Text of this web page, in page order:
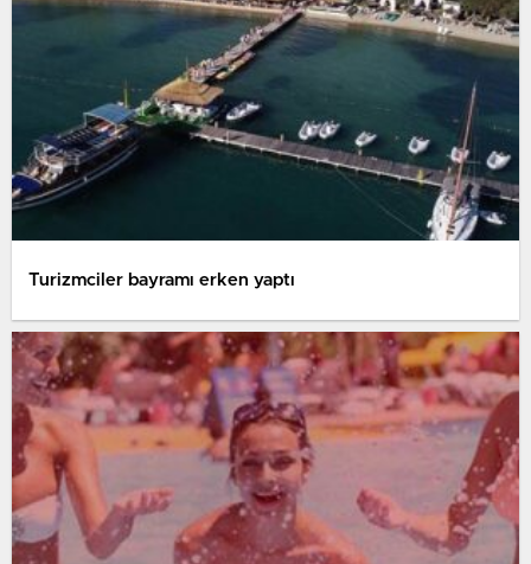
Turizmciler bayramı erken yaptı